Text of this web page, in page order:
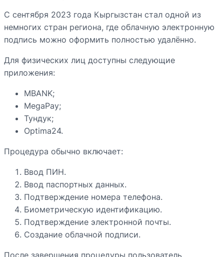
С сентября 2023 года Кыргызстан стал одной из
немногих стран региона, где облачную электронную
подпись можно оформить полностью удалённо.
Для физических лиц доступны следующие
приложения:
MBANK;
MegaPay;
Тундук;
Optima24.
Процедура обычно включает:
Ввод ПИН.
Ввод паспортных данных.
Подтверждение номера телефона.
Биометрическую идентификацию.
Подтверждение электронной почты.
Создание облачной подписи.
После завершения процедуры пользователь